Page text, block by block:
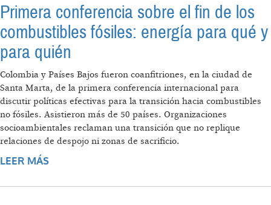
Primera conferencia sobre el fin de los
combustibles fósiles: energía para qué y
para quién
Colombia y Países Bajos fueron coanfitriones, en la ciudad de
Santa Marta, de la primera conferencia internacional para
discutir políticas efectivas para la transición hacia combustibles
no fósiles. Asistieron más de 50 países. Organizaciones
socioambientales reclaman una transición que no replique
relaciones de despojo ni zonas de sacrificio.
LEER MÁS
ENERGÍA PARA QUÉ Y PARA QUIÉN